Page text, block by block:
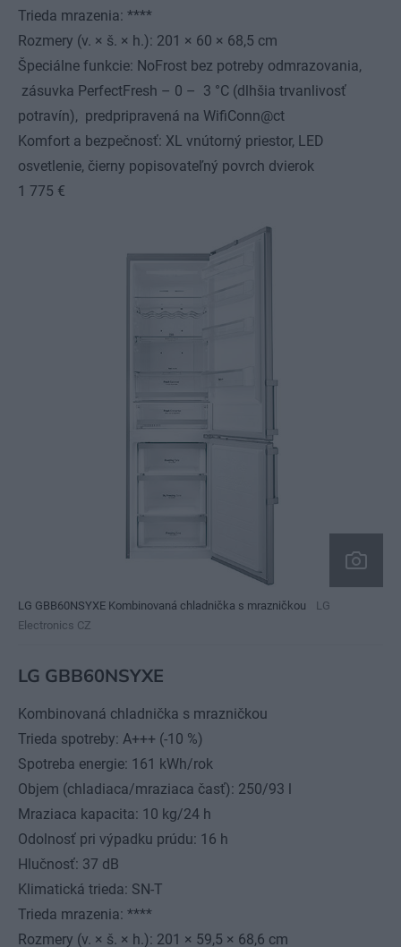
Trieda mrazenia: ****
Rozmery (v. × š. × h.): 201 × 60 × 68,5 cm
Špeciálne funkcie: NoFrost bez potreby odmrazovania,
zásuvka PerfectFresh – 0 – 3 °C (dlhšia trvanlivosť
potravín), predpripravená na WifiConn@ct
Komfort a bezpečnosť: XL vnútorný priestor, LED
osvetlenie, čierny popisovateľný povrch dvierok
1 775 €
LG GBB60NSYXE Kombinovaná chladnička s mrazničkou
LG
Electronics CZ
LG GBB60NSYXE
Kombinovaná chladnička s mrazničkou
Trieda spotreby: A+++ (-10 %)
Spotreba energie: 161 kWh/rok
Objem (chladiaca/mraziaca časť): 250/93 l
Mraziaca kapacita: 10 kg/24 h
Odolnosť pri výpadku prúdu: 16 h
Hlučnosť: 37 dB
Klimatická trieda: SN-T
Trieda mrazenia: ****
Rozmery (v. × š. × h.): 201 × 59,5 × 68,6 cm